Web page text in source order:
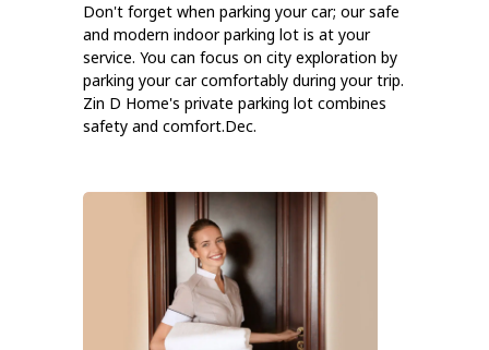
Don't forget when parking your car; our safe
and modern indoor parking lot is at your
service. You can focus on city exploration by
parking your car comfortably during your trip.
Zin D Home's private parking lot combines
safety and comfort.Dec.